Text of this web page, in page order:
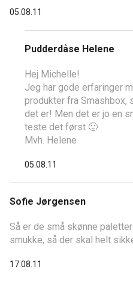
05.08.11
Pudderdåse Helene
Hej Michelle!
Jeg har gode erfaringer
produkter fra Smashbox,
det er! Men det er jo en
teste det først 🙂
Mvh. Helene
05.08.11
Sofie Jørgensen
Så er de små skønne
smukke, så der skal helt
17.08.11